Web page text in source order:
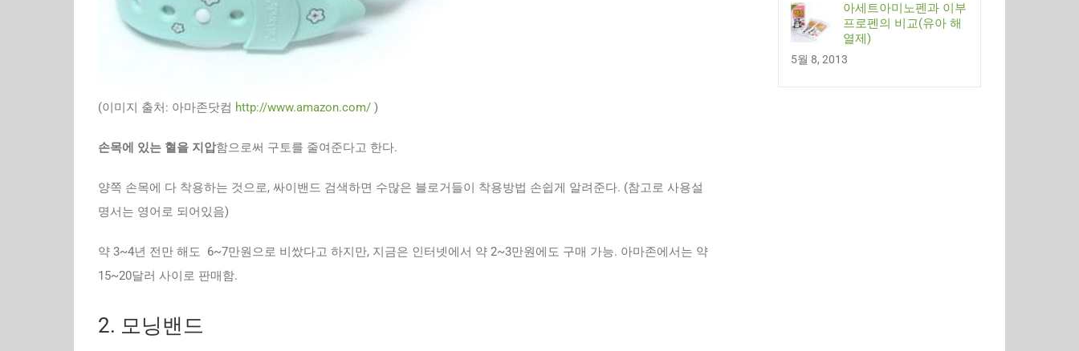
(이미지 출처: 아마존닷컴 http://www.amazon.com/ )
손목에 있는 혈을 지압함으로써 구토를 줄여준다고 한다.
양쪽 손목에 다 착용하는 것으로, 싸이밴드 검색하면 수많은 블로거들이 착용방법 손쉽게 알려준다. (참고로 사용설
명서는 영어로 되어있음)
약 3~4년 전만 해도 6~7만원으로 비쌌다고 하지만, 지금은 인터넷에서 약 2~3만원에도 구매 가능. 아마존에서는 약
15~20달러 사이로 판매함.
2. 모닝밴드
아세트아미노펜과 이부
프로펜의 비교(유아 해
열제)
5월 8, 2013